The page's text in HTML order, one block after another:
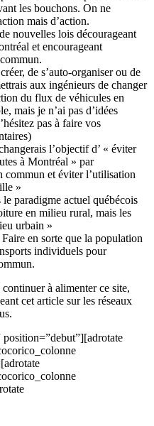
les bouchons. On ne
mais d’action.
nouvelles lois décourageant
et encourageant
de s’auto-organiser ou de
aux ingénieurs de changer
du flux de véhicules en
mais je n’ai pas d’idées
pas à faire vos
l’objectif d’ « éviter
à Montréal » par
commun et éviter l’utilisation
»
paradigme actuel québécois
en milieu rural, mais les
urbain »
en sorte que la population
individuels pour
à alimenter ce site,
cet article sur les réseaux